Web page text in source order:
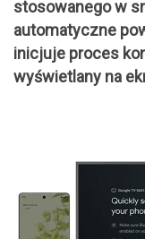
stosowanego w
automatyczne
inicjuje proces
wyświetlany na